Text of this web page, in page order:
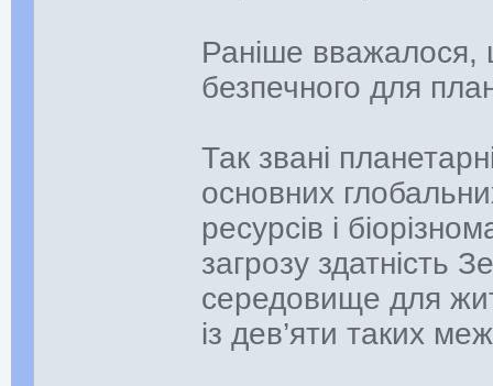
Раніше
безпечного для
Так звані
основних
ресурсів і
загрозу здатність
середовище для
із дев’яти таких